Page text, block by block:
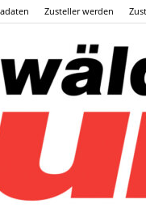
Zusteller werden